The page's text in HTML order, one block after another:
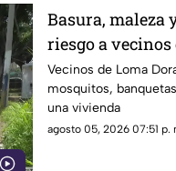
Basura, maleza
riesgo a
Vecinos de Loma
mosquitos,
una vivienda
agosto 05, 2026 07:51 p.